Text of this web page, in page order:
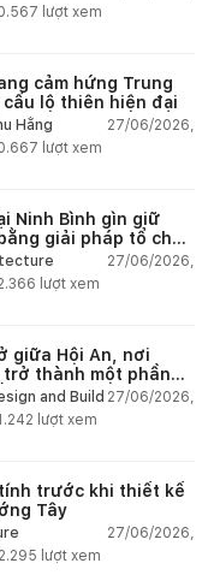
lượt xem
cảm hứng Trung
lộ thiên hiện đại
Hằng
27/06/2026,
lượt xem
Ninh Bình gìn giữ
giải pháp tổ chức
27/06/2026,
lượt xem
giữa Hội An, nơi
thành một phần
and Build 27/06/2026,
lượt xem
trước khi thiết kế
Tây
27/06/2026,
lượt xem